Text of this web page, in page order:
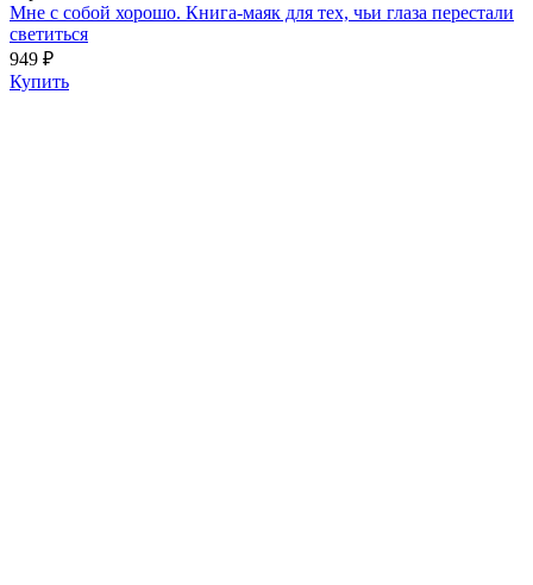
Мне с собой хорошо. Книга-маяк для тех, чьи глаза перестали
светиться
949 ₽
Купить